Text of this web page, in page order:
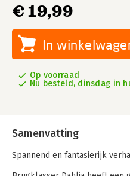
€ 19,99
In
Op voorraad
Nu besteld, dinsdag in
Samenvatting
Spannend en fantasierijk